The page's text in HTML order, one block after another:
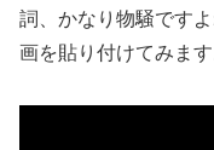
詞、かなり物騒です
画を貼り付けてみます